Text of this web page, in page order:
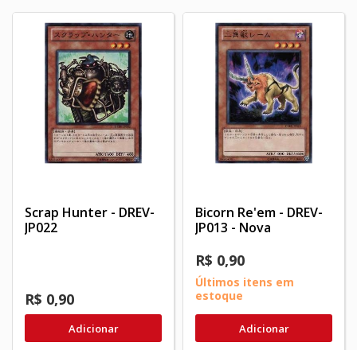
Scrap Hunter - DREV-
JP022
R$ 0,90
Adicionar
Bicorn Re'em - DREV-
JP013 - Nova
R$ 0,90
Últimos itens em
estoque
Adicionar